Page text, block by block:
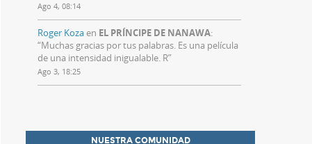
Ago 4, 08:14
Roger Kozaen EL PRÍNCIPE DE NANAWA:
“Muchas gracias por tus palabras. Es una película
de una intensidad inigualable. R”
Ago 3, 18:25
NUESTRA COMUNIDAD